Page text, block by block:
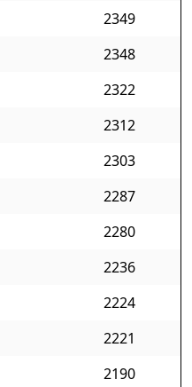
2349
2348
2322
2312
2303
2287
2280
2236
2224
2221
2190